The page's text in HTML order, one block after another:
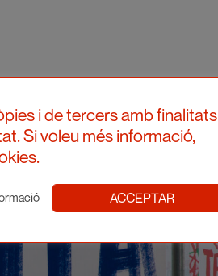
i de tercers amb finalitats
Si voleu més informació,
ACCEPTAR